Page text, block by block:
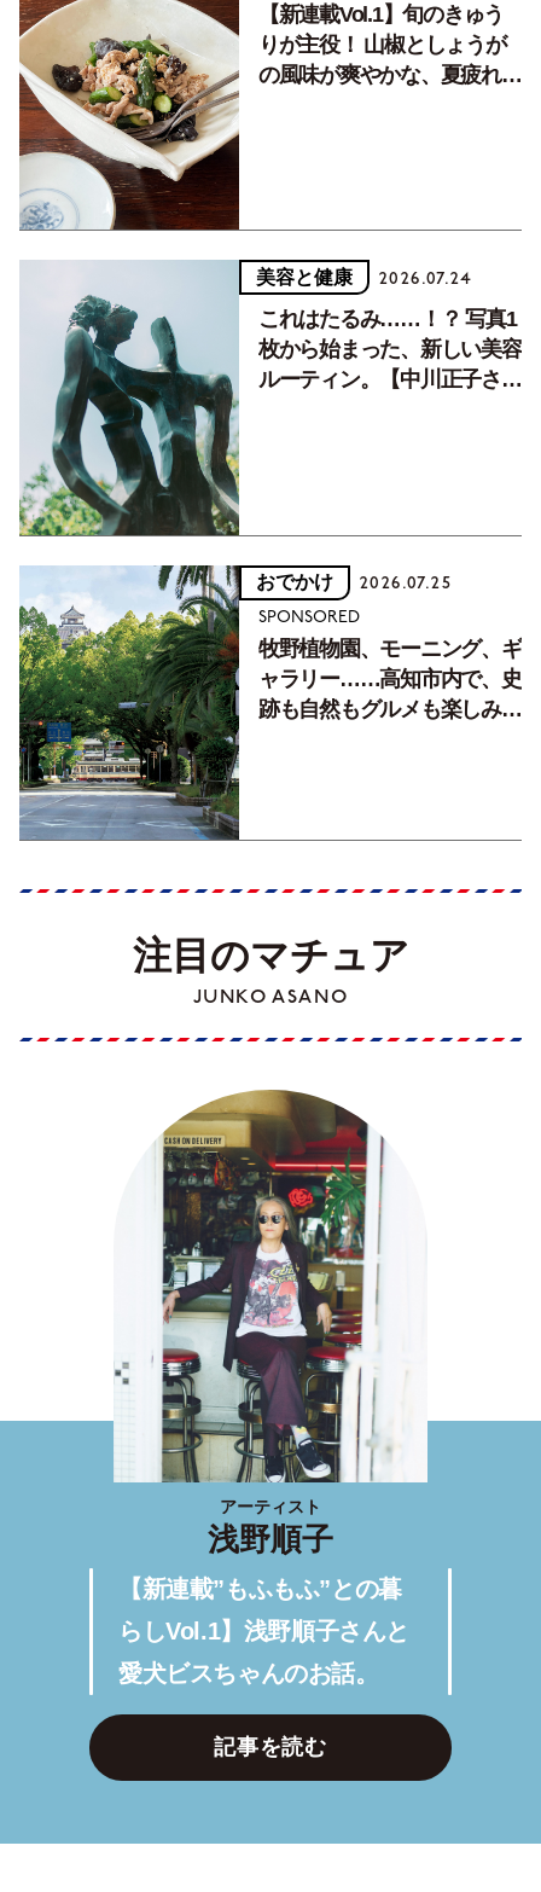
【新連載Vol.1】旬のきゅう
りが主役！ 山椒としょうが
の風味が爽やかな、夏疲れを
美容と健康 2026.07.24
これはたるみ……！？ 写真1
枚から始まった、新しい美容
ルーティン。【中川正子さん
おでかけ 2026.07.25
SPONSORED
牧野植物園、モーニング、ギ
ャラリー……高知市内で、史
跡も自然もグルメも楽しみ尽
注目のマチュア
JUNKO ASANO
アーティスト
浅野順子
【新連載”もふもふ”との暮
らしVol.1】浅野順子さんと
愛犬ビスちゃんのお話。
記事を読む